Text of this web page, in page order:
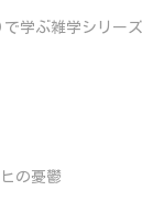
学ぶ雑学シリーズ
の憂鬱